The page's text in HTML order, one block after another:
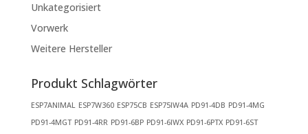
Unkategorisiert
Vorwerk
Weitere Hersteller
Produkt Schlagwörter
ESP7ANIMAL ESP7W360 ESP75CB ESP75IW4A PD91-4DB PD91-4MG
PD91-4MGT PD91-4RR PD91-6BP PD91-6IWX PD91-6PTX PD91-6ST